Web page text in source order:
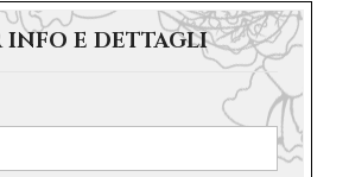
INFO E DETTAGLI